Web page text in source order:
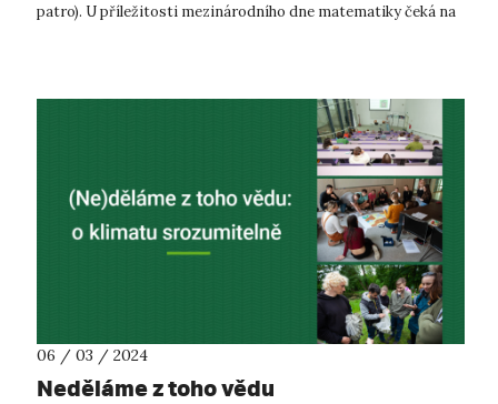
patro). U příležitosti mezinárodního dne matematiky čeká na
06 / 03 / 2024
Neděláme z toho vědu